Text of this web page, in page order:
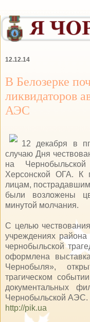
12.12.14
В Белозерке
ликвидаторов
АЭС
12 декабря в
случаю Дня
на
Херсонской ОГА. К
лицам,
были возложены
минутой молчания.
С целью
учреждениях
чернобыльской
оформлена
Чернобыля»,
трагическом
документальных
Чернобыльской АЭС.
http://pik.ua